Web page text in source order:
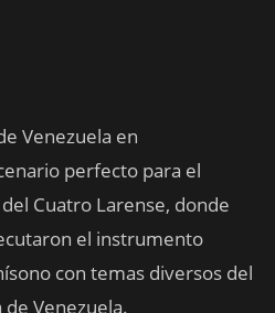
Venezuela en
perfecto para el
Cuatro Larense, donde
el instrumento
con temas diversos del
Venezuela.